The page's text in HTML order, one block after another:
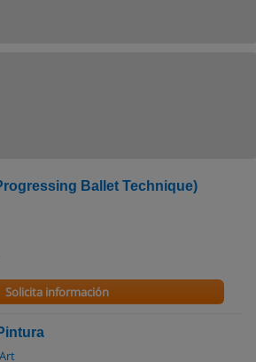
Ballet Technique)
Solicita información